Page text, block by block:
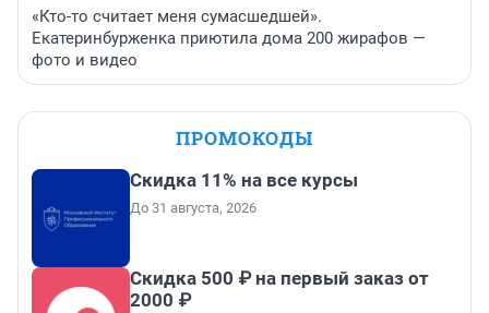
«Кто-то считает меня сумасшедшей».
Екатеринбурженка приютила дома 200 жирафов —
фото и видео
ПРОМОКОДЫ
Скидка 11% на все курсы
До 31 августа, 2026
Скидка 500 ₽ на первый заказ от
2000 ₽